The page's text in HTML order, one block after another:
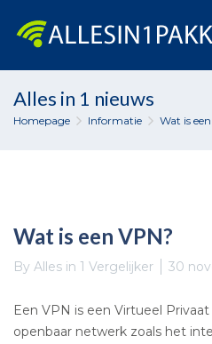
content
Alles in 1 nieuws
Homepage Informatie Wat is
Wat is een VPN?
By Alles in 1 Vergelijker 30
Een VPN is een Virtueel
openbaar netwerk zoals het